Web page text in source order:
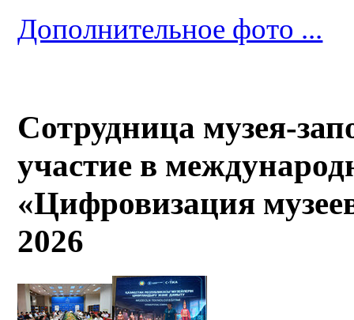
Дополнительное фото ...
Сотрудница музея-
участие в
«Цифровизация
2026